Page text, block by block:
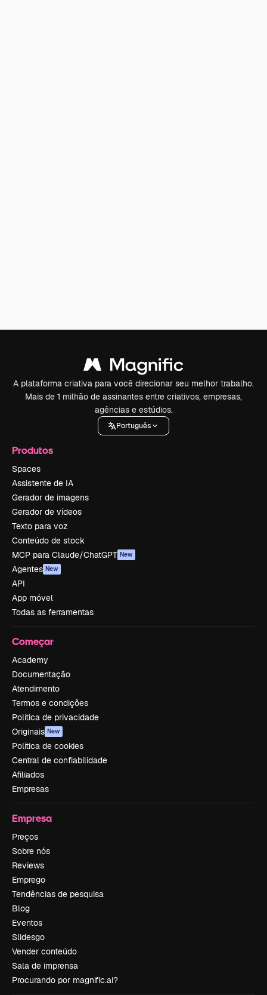
A plataforma criativa para você direcionar seu melhor trabalho.
Mais de 1 milhão de assinantes entre criativos, empresas,
agências e estúdios.
Português
Produtos
Spaces
Assistente de IA
Gerador de imagens
Gerador de vídeos
Texto para voz
Conteúdo de stock
MCP para Claude/ChatGPT New
Agentes New
API
App móvel
Todas as ferramentas
Começar
Academy
Documentação
Atendimento
Termos e condições
Política de privacidade
Originais New
Política de cookies
Central de confiabilidade
Afiliados
Empresas
Empresa
Preços
Sobre nós
Reviews
Emprego
Tendências de pesquisa
Blog
Eventos
Slidesgo
Vender conteúdo
Sala de imprensa
Procurando por magnific.ai?